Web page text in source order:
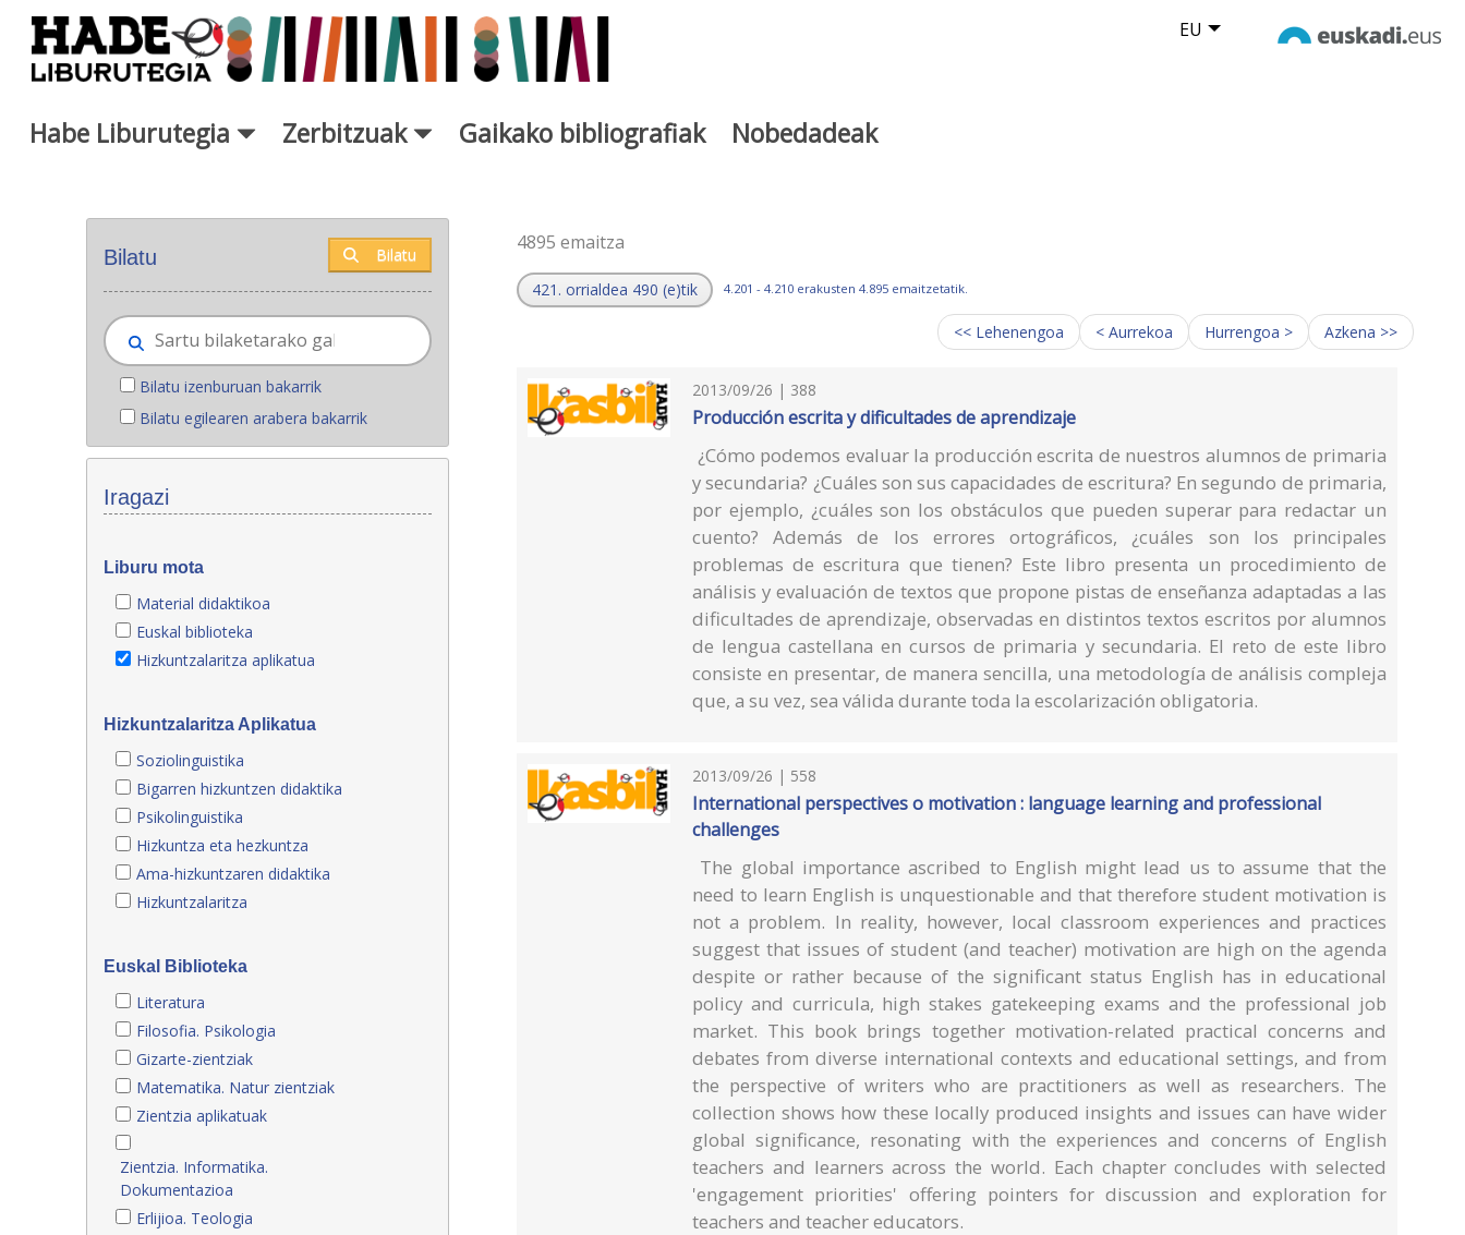
Eduki nagusira joan EU
Habe Liburutegia Zerbitzuak Gaikako bibliografiak Nobedadeak
Bilatu Bilatu
Bilatu izenburuan bakarrik
Bilatu egilearen arabera bakarrik
Iragazi
Liburu mota
Material didaktikoa
Euskal biblioteka
Hizkuntzalaritza aplikatua
Hizkuntzalaritza Aplikatua
Soziolinguistika
Bigarren hizkuntzen didaktika
Psikolinguistika
Hizkuntza eta hezkuntza
Ama-hizkuntzaren didaktika
Hizkuntzalaritza
Euskal Biblioteka
Literatura
Filosofia. Psikologia
Gizarte-zientziak
Matematika. Natur zientziak
Zientzia aplikatuak
Zientzia. Informatika.
Dokumentazioa
Erlijioa. Teologia
4895 emaitza
421. orrialdea 490 (e)tik 4.201 - 4.210 erakusten 4.895 emaitzetatik.
<< Lehenengoa < Aurrekoa Hurrengoa > Azkena >>
2013/09/26 | 388
Producción escrita y dificultades de aprendizaje
¿Cómo podemos evaluar la producción escrita de nuestros alumnos de primaria
y secundaria? ¿Cuáles son sus capacidades de escritura? En segundo de primaria,
por ejemplo, ¿cuáles son los obstáculos que pueden superar para redactar un
cuento? Además de los errores ortográficos, ¿cuáles son los principales
problemas de escritura que tienen? Este libro presenta un procedimiento de
análisis y evaluación de textos que propone pistas de enseñanza adaptadas a las
dificultades de aprendizaje, observadas en distintos textos escritos por alumnos
de lengua castellana en cursos de primaria y secundaria. El reto de este libro
consiste en presentar, de manera sencilla, una metodología de análisis compleja
que, a su vez, sea válida durante toda la escolarización obligatoria.
2013/09/26 | 558
International perspectives o motivation : language learning and professional
challenges
The global importance ascribed to English might lead us to assume that the
need to learn English is unquestionable and that therefore student motivation is
not a problem. In reality, however, local classroom experiences and practices
suggest that issues of student (and teacher) motivation are high on the agenda
despite or rather because of the significant status English has in educational
policy and curricula, high stakes gatekeeping exams and the professional job
market. This book brings together motivation-related practical concerns and
debates from diverse international contexts and educational settings, and from
the perspective of writers who are practitioners as well as researchers. The
collection shows how these locally produced insights and issues can have wider
global significance, resonating with the experiences and concerns of English
teachers and learners across the world. Each chapter concludes with selected
'engagement priorities' offering pointers for discussion and exploration for
teachers and teacher educators.